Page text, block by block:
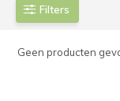
Filters
Geen producten